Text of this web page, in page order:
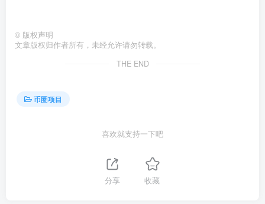
© 版权声明
文章版权归作者所有，未经允许请勿转载。
THE END
币圈项目
喜欢就支持一下吧
分享 收藏